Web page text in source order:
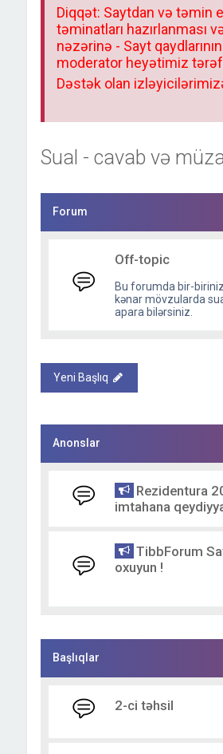
Diqqət: Saytdan və təmin
təminatları
nəzərinə - Sayt
moderator heyətimiz
Dəstək olan
Sual - cavab və
Forum
Off-topic
Bu forumda bir-
kənar mövzularda
apara bilərsiniz.
Yeni Başlıq
Anonslar
Rezidentura
imtahana
TibbForum
oxuyun !
Başlıqlar
2-ci təhsil